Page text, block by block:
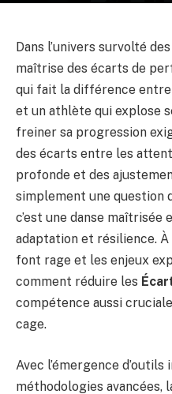
Dans l’univers survolté
maîtrise des écarts de
qui fait la différence
et un athlète qui explose
freiner sa progression
des écarts entre les
profonde et des
simplement une question
c’est une danse maîtrisée
adaptation et résilience.
font rage et les enjeux
comment réduire les
compétence aussi
cage.
Avec l’émergence d’outils
méthodologies avancées,